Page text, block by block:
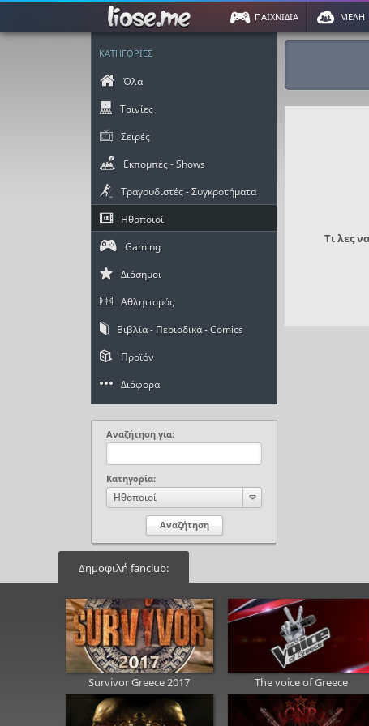
ΠΑΙΧΝΙΔΙΑ ΜΕΛΗ
ΚΑΤΗΓΟΡΙΕΣ
Όλα
Ταινίες
Σειρές
Εκπομπές - Shows
Τραγουδιστές - Συγκροτήματα
Ηθοποιοί
Gaming
Διάσημοι
Αθλητισμός
Βιβλία - Περιοδικά - Comics
Προϊόν
Διάφορα
Αναζήτηση για:
Κατηγορία:
Ηθοποιοί
Τι λες
Δημοφιλή fanclub:
Survivor Greece 2017 The voice of Greece